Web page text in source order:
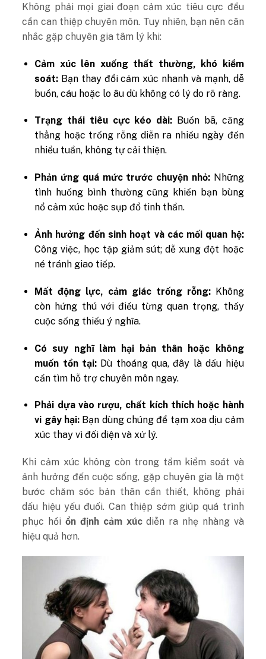
Không phải mọi giai đoạn cảm xúc tiêu cực đều
cần can thiệp chuyên môn. Tuy nhiên, bạn nên cân
nhắc gặp chuyên gia tâm lý khi:
Cảm xúc lên xuống thất thường, khó kiểm
soát: Bạn thay đổi cảm xúc nhanh và mạnh, dễ
buồn, cáu hoặc lo âu dù không có lý do rõ ràng.
Trạng thái tiêu cực kéo dài: Buồn bã, căng
thẳng hoặc trống rỗng diễn ra nhiều ngày đến
nhiều tuần, không tự cải thiện.
Phản ứng quá mức trước chuyện nhỏ: Những
tình huống bình thường cũng khiến bạn bùng
nổ cảm xúc hoặc sụp đổ tinh thần.
Ảnh hưởng đến sinh hoạt và các mối quan hệ:
Công việc, học tập giảm sút; dễ xung đột hoặc
né tránh giao tiếp.
Mất động lực, cảm giác trống rỗng: Không
còn hứng thú với điều từng quan trọng, thấy
cuộc sống thiếu ý nghĩa.
Có suy nghĩ làm hại bản thân hoặc không
muốn tồn tại: Dù thoáng qua, đây là dấu hiệu
cần tìm hỗ trợ chuyên môn ngay.
Phải dựa vào rượu, chất kích thích hoặc hành
vi gây hại: Bạn dùng chúng để tạm xoa dịu cảm
xúc thay vì đối diện và xử lý.
Khi cảm xúc không còn trong tầm kiểm soát và
ảnh hưởng đến cuộc sống, gặp chuyên gia là một
bước chăm sóc bản thân cần thiết, không phải
dấu hiệu yếu đuối. Can thiệp sớm giúp quá trình
phục hồiổn định cảm xúcdiễn ra nhẹ nhàng và
hiệu quả hơn.